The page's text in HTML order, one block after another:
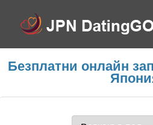
Безплатни онлайн